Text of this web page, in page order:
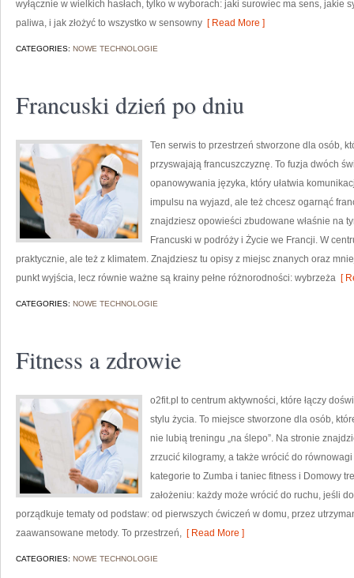
wyłącznie w wielkich hasłach, tylko w wyborach: jaki surowiec ma sens, jakie
paliwa, i jak złożyć to wszystko w sensowny [ Read More ]
CATEGORIES: NOWE TECHNOLOGIE
Francuski dzień po dniu
Ten serwis to przestrzeń stworzone dla osób,
przyswajają francuszczyznę. To fuzja dwóch
opanowywania języka, który ułatwia
impulsu na wyjazd, ale też chcesz ogarnąć
znajdziesz opowieści zbudowane właśnie na
Francuski w podróży i Życie we Francji. W
praktycznie, ale też z klimatem. Znajdziesz tu opisy z miejsc znanych oraz
punkt wyjścia, lecz równie ważne są krainy pełne różnorodności: wybrzeża [
CATEGORIES: NOWE TECHNOLOGIE
Fitness a zdrowie
o2fit.pl to centrum aktywności, które łączy
stylu życia. To miejsce stworzone dla osób,
nie lubią treningu „na ślepo”. Na stronie
zrzucić kilogramy, a także wrócić do
kategorie to Zumba i taniec fitness i Domowy
założeniu: każdy może wrócić do ruchu, jeśli
porządkuje tematy od podstaw: od pierwszych ćwiczeń w domu, przez
zaawansowane metody. To przestrzeń, [ Read More ]
CATEGORIES: NOWE TECHNOLOGIE